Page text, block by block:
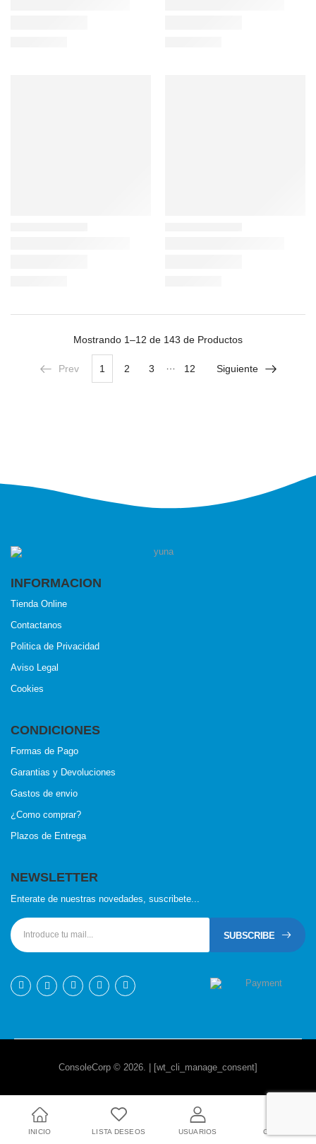
Mostrando 1–12 de 143 de Productos
Prev 1 2 3 12 Siguiente
INFORMACION
Tienda Online
Contactanos
Politica de Privacidad
Aviso Legal
Cookies
CONDICIONES
Formas de Pago
Garantias y Devoluciones
Gastos de envio
¿Como comprar?
Plazos de Entrega
NEWSLETTER
Enterate de nuestras novedades, suscribete...
SUBSCRIBE
ConsoleCorp © 2026. | [wt_cli_manage_consent]
INICIO LISTA DESEOS USUARIOS CARRO